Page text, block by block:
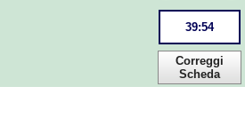
39:54
Correggi
Scheda